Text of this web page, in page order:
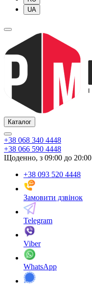
UA
Каталог
+38 068 340 4448
+38 066 590 4448
Щоденно, з 09:00 до 20:00
+38 093 520 4448
Замовити дзвінок
Telegram
Viber
WhatsApp